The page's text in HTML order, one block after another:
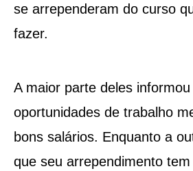
se arrependeram do curso
fazer.
A maior parte deles
oportunidades de trabalho
bons salários. Enquanto a
que seu arrependimento